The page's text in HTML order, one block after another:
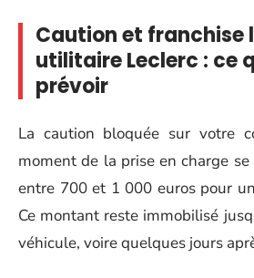
Caution et franchise
utilitaire Leclerc : ce
prévoir
La caution bloquée sur votre
moment de la prise en charge
entre 700 et 1 000 euros pour
Ce montant reste immobilisé
véhicule, voire quelques jours